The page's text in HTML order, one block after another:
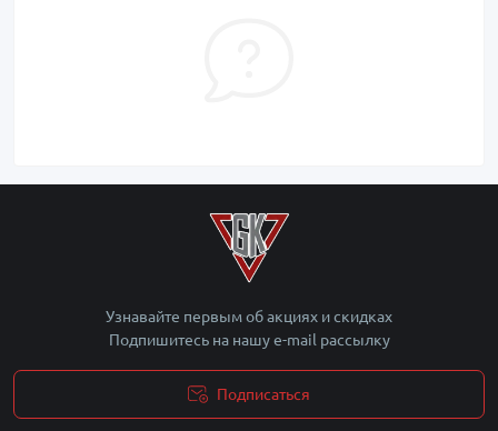
Узнавайте первым об акциях и скидках
Подпишитесь на нашу e-mail рассылку
Подписаться